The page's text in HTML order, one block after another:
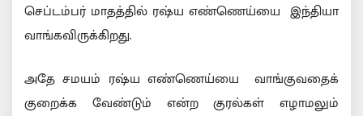
செப்டம்பர் மாதத்தில் ரஷ்ய எண்ணெய்யை இந்தியா
வாங்கவிருக்கிறது.
அதே சமயம் ரஷ்ய எண்ணெய்யை வாங்குவதைக்
குறைக்க வேண்டும் என்ற குரல்கள் எழாமலும்